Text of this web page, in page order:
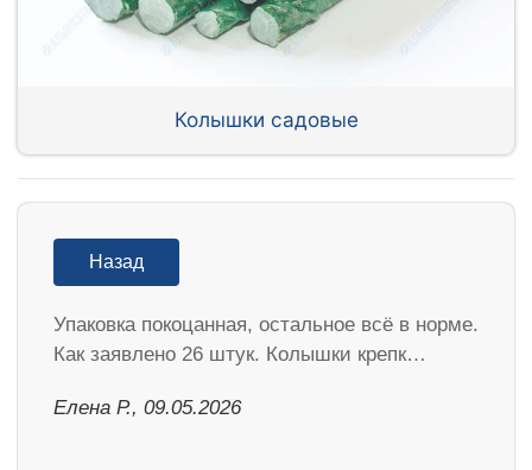
Колышки садовые
Назад
Упаковка покоцанная, остальное всё в норме.
Как заявлено 26 штук. Колышки крепк…
Елена Р., 09.05.2026